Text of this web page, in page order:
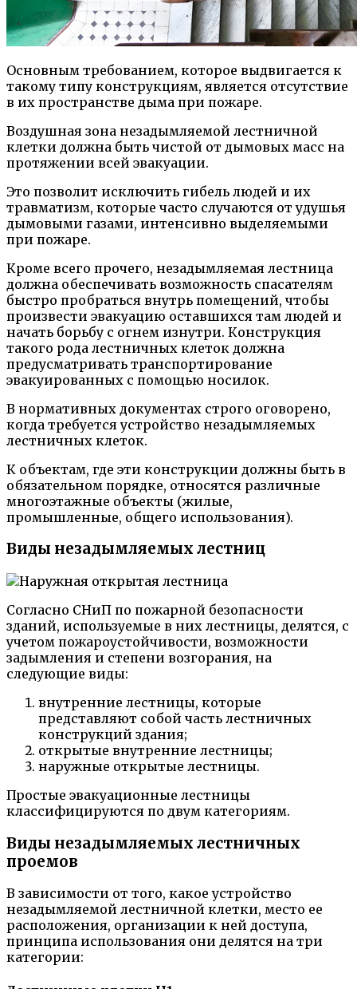
Основным требованием, которое выдвигается к
такому типу конструкциям, является отсутствие
в их пространстве дыма при пожаре.
Воздушная зона незадымляемой лестничной
клетки должна быть чистой от дымовых масс на
протяжении всей эвакуации.
Это позволит исключить гибель людей и их
травматизм, которые часто случаются от удушья
дымовыми газами, интенсивно выделяемыми
при пожаре.
Кроме всего прочего, незадымляемая лестница
должна обеспечивать возможность спасателям
быстро пробраться внутрь помещений, чтобы
произвести эвакуацию оставшихся там людей и
начать борьбу с огнем изнутри. Конструкция
такого рода лестничных клеток должна
предусматривать транспортирование
эвакуированных с помощью носилок.
В нормативных документах строго оговорено,
когда требуется устройство незадымляемых
лестничных клеток.
К объектам, где эти конструкции должны быть в
обязательном порядке, относятся различные
многоэтажные объекты (жилые,
промышленные, общего использования).
Виды незадымляемых лестниц
Согласно СНиП по пожарной безопасности
зданий, используемые в них лестницы, делятся, с
учетом пожароустойчивости, возможности
задымления и степени возгорания, на
следующие виды:
внутренние лестницы, которые
представляют собой часть лестничных
конструкций здания;
открытые внутренние лестницы;
наружные открытые лестницы.
Простые эвакуационные лестницы
классифицируются по двум категориям.
Виды незадымляемых лестничных
проемов
В зависимости от того, какое устройство
незадымляемой лестничной клетки, место ее
расположения, организации к ней доступа,
принципа использования они делятся на три
категории: